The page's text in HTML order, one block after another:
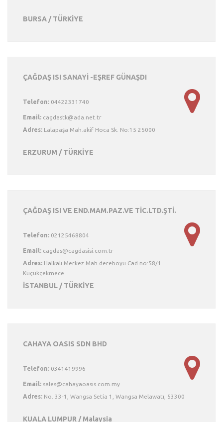
BURSA / TÜRKİYE
ÇAĞDAŞ ISI SANAYİ -EŞREF GÜNAŞDI
Telefon: 04422331740
Email:
Adres: Lalapaşa Mah.akif Hoca Sk. No:15 25000
ERZURUM / TÜRKİYE
ÇAĞDAŞ ISI VE END.MAM.PAZ.VE TİC.LTD.ŞTİ.
Telefon: 02125468804
Email:
Adres: Halkalı Merkez Mah.dereboyu Cad.no:58/1
Küçükçekmece
İSTANBUL / TÜRKİYE
CAHAYA OASIS SDN BHD
Telefon: 0341419996
Email:
Adres: No. 33-1, Wangsa Setia 1, Wangsa Melawatı, 53300
KUALA LUMPUR / Malaysia